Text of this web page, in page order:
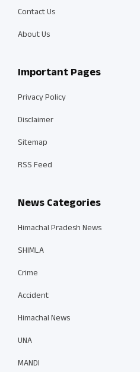
Contact Us
About Us
Important Pages
Privacy Policy
Disclaimer
Sitemap
RSS Feed
News Categories
Himachal Pradesh News
SHIMLA
Crime
Accident
Himachal News
UNA
MANDI